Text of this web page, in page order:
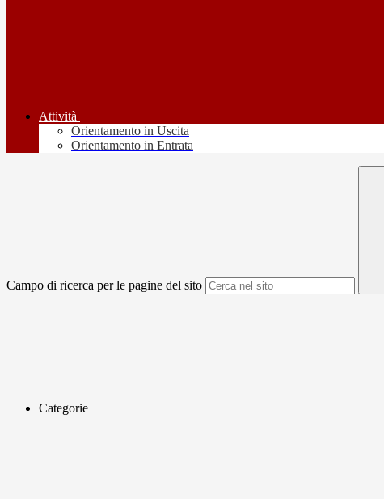
Attività
Orientamento in Uscita
Orientamento in Entrata
Campo di ricerca per le pagine del sito
Categorie